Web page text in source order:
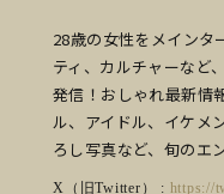
28歳の女性をメインタ
ティ、カルチャーなど
発信！おしゃれ最新情
ル、アイドル、イケメ
ろし写真など、旬のエ
X（旧Twitter） : https://